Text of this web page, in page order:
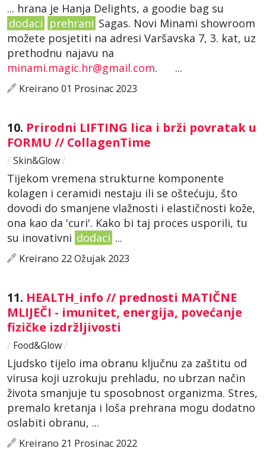
... hrana je Hanja Delights, a goodie bag su
dodaci prehrani Sagas. Novi Minami showroom
možete posjetiti na adresi Varšavska 7, 3. kat, uz
prethodnu najavu na
minami.magic.hr@gmail.com. ...
Kreirano 01 Prosinac 2023
10. Prirodni LIFTING lica i brži povratak u
FORMU // CollagenTime
/ Skin&Glow/
Tijekom vremena strukturne komponente
kolagen i ceramidi nestaju ili se oštećuju, što
dovodi do smanjene vlažnosti i elastičnosti kože,
ona kao da 'curi'. Kako bi taj proces usporili, tu
su inovativni dodaci ...
Kreirano 22 Ožujak 2023
11. HEALTH_info // prednosti MATIČNE
MLIJEČI - imunitet, energija, povećanje
fizičke izdržljivosti
/ Food&Glow/
Ljudsko tijelo ima obranu ključnu za zaštitu od
virusa koji uzrokuju prehladu, no ubrzan način
života smanjuje tu sposobnost organizma. Stres,
premalo kretanja i loša prehrana mogu dodatno
oslabiti obranu, ...
Kreirano 21 Prosinac 2022